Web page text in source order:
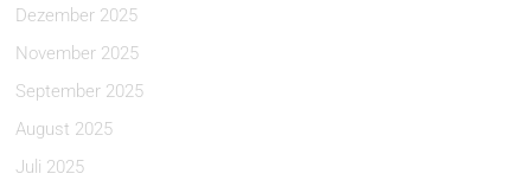
Dezember 2025
November 2025
September 2025
August 2025
Juli 2025